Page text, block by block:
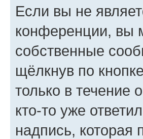
Если вы не
конференции, вы
собственные
щёлкнув по кнопке
только в течение
кто-то уже
надпись, которая